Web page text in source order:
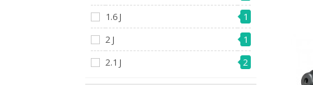
1.6 J
1
2 J
1
2.1 J
2